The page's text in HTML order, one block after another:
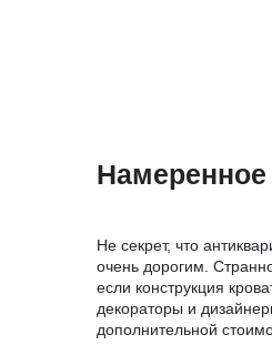
Намеренное
Не секрет, что
очень дорогим.
если конструкция
декораторы и
дополнительной